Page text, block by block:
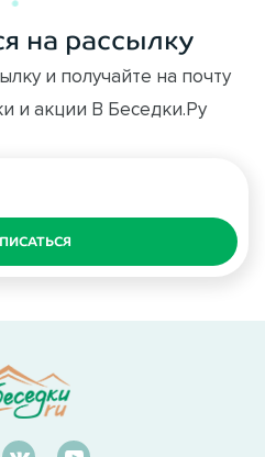
на рассылку
и получайте на почту
и акции В Беседки.Ру